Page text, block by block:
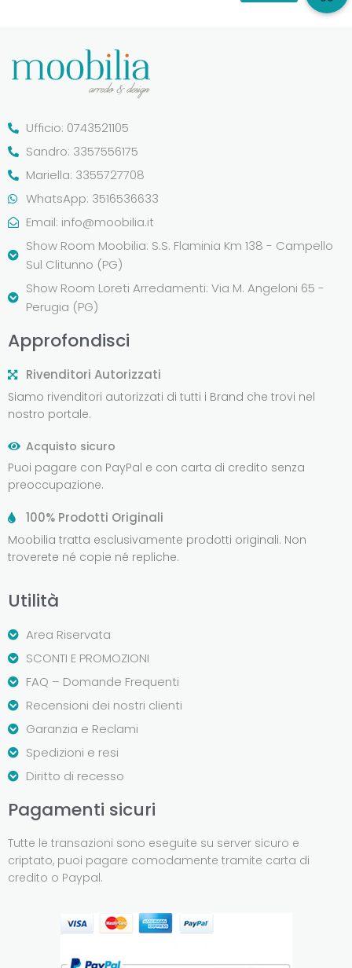
Ufficio: 0743521105
Sandro: 3357556175
Mariella: 3355727708
WhatsApp: 3516536633
Email: info@moobilia.it
Show Room Moobilia: S.S. Flaminia Km 138 - Campello
Sul Clitunno (PG)
Show Room Loreti Arredamenti: Via M. Angeloni 65 -
Perugia (PG)
Approfondisci
Rivenditori Autorizzati
Siamo rivenditori autorizzati di tutti i Brand che trovi nel
nostro portale.
Acquisto sicuro
Puoi pagare con PayPal e con carta di credito senza
preoccupazione.
100% Prodotti Originali
Moobilia tratta esclusivamente prodotti originali. Non
troverete né copie né repliche.
Utilità
Area Riservata
SCONTI E PROMOZIONI
FAQ – Domande Frequenti
Recensioni dei nostri clienti
Garanzia e Reclami
Spedizioni e resi
Diritto di recesso
Pagamenti sicuri
Tutte le transazioni sono eseguite su server sicuro e
criptato, puoi pagare comodamente tramite carta di
credito o Paypal.